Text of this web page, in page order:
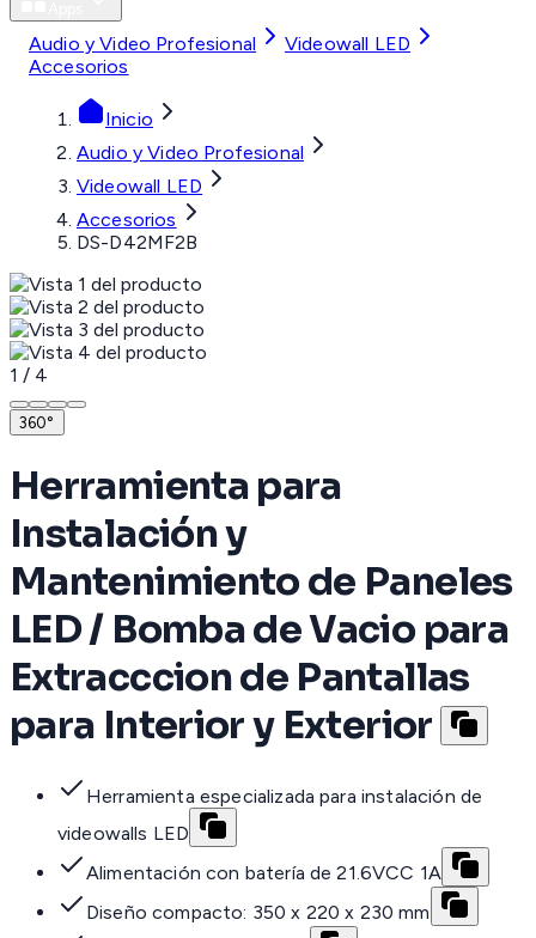
Audio y Video Profesional
Videowall LED
Accesorios
Inicio
Audio y Video Profesional
Videowall LED
Accesorios
DS-D42MF2B
1 / 4
360°
Herramienta para
Instalación y
Mantenimiento de Paneles
LED / Bomba de Vacio para
Extracccion de Pantallas
para Interior y Exterior
Herramienta especializada para instalación de
videowalls LED
Alimentación con batería de 21.6VCC 1A
Diseño compacto: 350 x 220 x 230 mm